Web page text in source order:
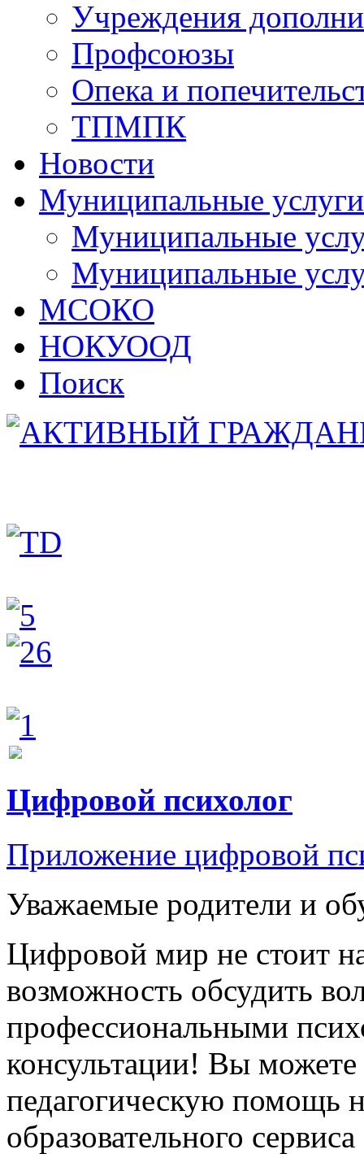
Учреждения
Профсоюзы
Опека и
ТПМПК
Новости
Муниципальные услуги
Муниципальные
Муниципальные
МСОКО
НОКУООД
Поиск
Цифровой психолог
Приложение цифровой
Уважаемые родители и
Цифровой мир не стоит
возможность обсудить
профессиональными
консультации! Вы
педагогическую помощь
образовательного